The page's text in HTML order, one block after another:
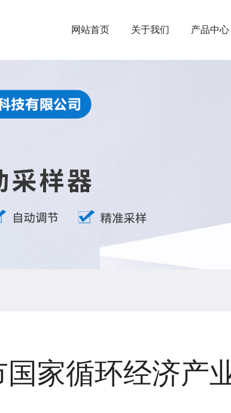
网站首页 关于我们 产品中心
国家循环经济产